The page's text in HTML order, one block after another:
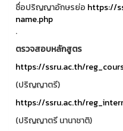
ชื่อปริญญาอักษรย่อ https://
name.php
.
ตรวจสอบหลักสูตร
https://ssru.ac.th/
(ปริญญาตรี)
https://ssru.ac.th/
(ปริญญาตรี นานาชาติ)